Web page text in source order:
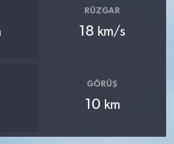
RÜZGAR
18 km/s
GÖRÜŞ
10 km